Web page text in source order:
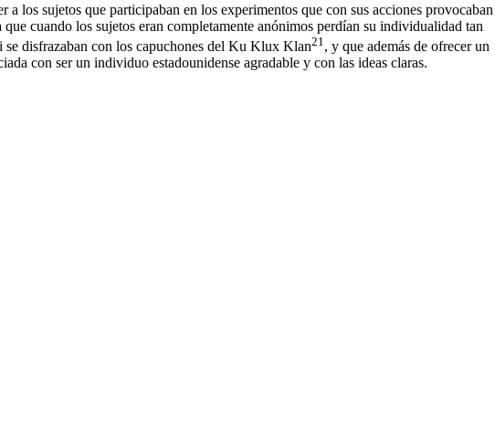
los sujetos que participaban en los experimentos que con sus accio­nes provocaban
cuando los sujetos eran completamente anónimos perdían su individualidad tan
se disfrazaban con los capuchones del Ku Klux Klan21 , y que además de ofrecer un
con ser un individuo estadouni­dense agradable y con las ideas claras.